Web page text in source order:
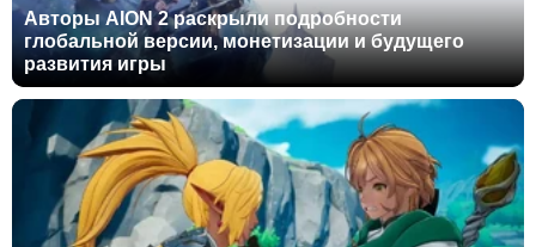
Авторы AION 2 раскрыли подробности
глобальной версии, монетизации и будущего
развития игры